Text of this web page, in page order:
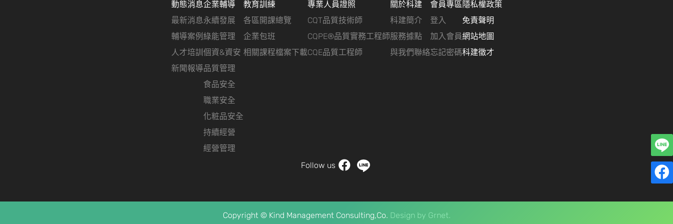
動態消息
最新消息
輔導案例
人才培訓
新聞報導
企業輔導
永續發展
綠能管理
個資&資安
品質管理
食品安全
職業安全
化粧品安全
持續經營
經營管理
教育訓練
各區開課總覽
企業包班
相關課程檔案下載
專業人員證照
CQT品質技術師
CQPE®品質實務工程師
CQE品質工程師
關於科建
科建簡介
服務據點
與我們聯絡
會員專區
登入
加入會員
忘記密碼
隱私權政策
免責聲明
網站地圖
科建徵才
Follow us
Copyright © Kind Management Consulting,Co. Design by Grnet.